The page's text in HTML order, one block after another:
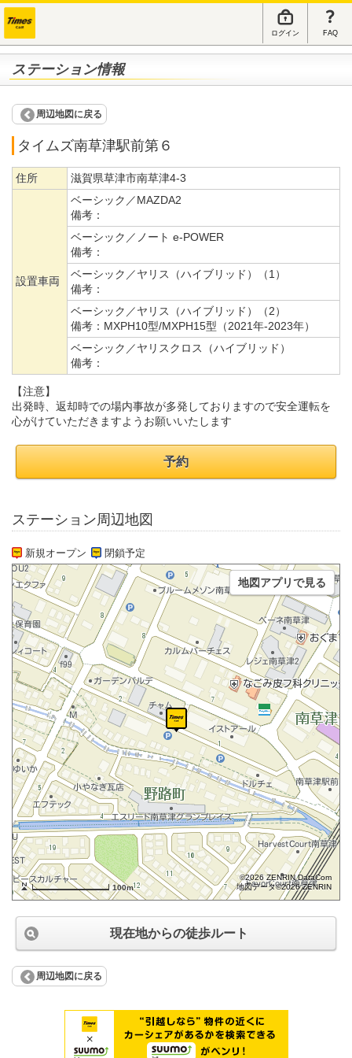
ログイン FAQ
ステーション情報
周辺地図に戻る
タイムズ南草津駅前第６
住所 滋賀県草津市南草津4-3
設置車両
ベーシック／MAZDA2
備考：
ベーシック／ノート e-POWER
備考：
ベーシック／ヤリス（ハイブリッド）（1）
備考：
ベーシック／ヤリス（ハイブリッド）（2）
備考： MXPH10型/MXPH15型（2021年-2023年）
ベーシック／ヤリスクロス（ハイブリッド）
備考：
【注意】
出発時、返却時での場内事故が多発しておりますので安全運転を
心がけていただきますようお願いいたします
予約
ステーション周辺地図
新規オープン 閉鎖予定
100m
©2026 ZENRIN DataCom
地図データ©2026 ZENRIN
地図アプリで見る
現在地からの徒歩ルート
周辺地図に戻る